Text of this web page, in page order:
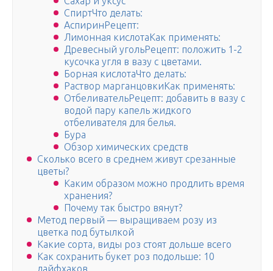
СпиртЧто делать:
АспиринРецепт:
Лимонная кислотаКак применять:
Древесный угольРецепт: положить 1-2
кусочка угля в вазу с цветами.
Борная кислотаЧто делать:
Раствор марганцовкиКак применять:
ОтбеливательРецепт: добавить в вазу с
водой пару капель жидкого
отбеливателя для белья.
Бура
Обзор химических средств
Сколько всего в среднем живут срезанные
цветы?
Каким образом можно продлить время
хранения?
Почему так быстро вянут?
Метод первый — выращиваем розу из
цветка под бутылкой
Какие сорта, виды роз стоят дольше всего
Как сохранить букет роз подольше: 10
лайфхаков